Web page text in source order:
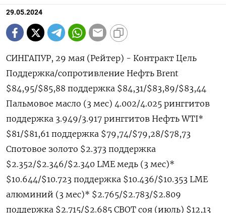
29.05.2024
СИНГАПУР, 29 мая (Рейтер) - Контракт Цель
Поддержка/сопротивление Нефть Brent
$84,95/$85,88 поддержка $84,31/$83,89/$83,44
Пальмовое масло (3 мес) 4.002/4.025 ринггитов
поддержка 3.949/3.917 ринггитов Нефть WTI*
$81/$81,61 поддержка $79,74/$79,28/$78,73
Спотовое золото $2.373 поддержка
$2.352/$2.346/$2.340 LME медь (3 мес)*
$10.644/$10.723 поддержка $10.436/$10.353 LME
алюминий (3 мес)* $2.765/$2.783/$2.809
поддержка $2.715/$2.685 CBOT соя (июль) $12,13